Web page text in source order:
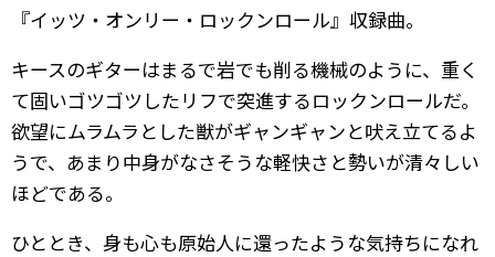
『イッツ・オンリー・ロックンロール』収録曲。
キースのギターはまるで岩でも削る機械のように、重く
て固いゴツゴツしたリフで突進するロックンロールだ。
欲望にムラムラとした獣がギャンギャンと吠え立てるよ
うで、あまり中身がなさそうな軽快さと勢いが清々しい
ほどである。
ひととき、身も心も原始人に還ったような気持ちになれ